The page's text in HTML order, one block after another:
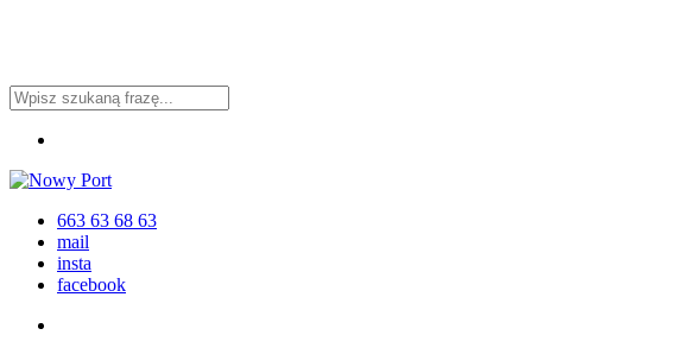
zawartości
wyszukiwanie
663 63 68 63
mail
insta
facebook
Menu